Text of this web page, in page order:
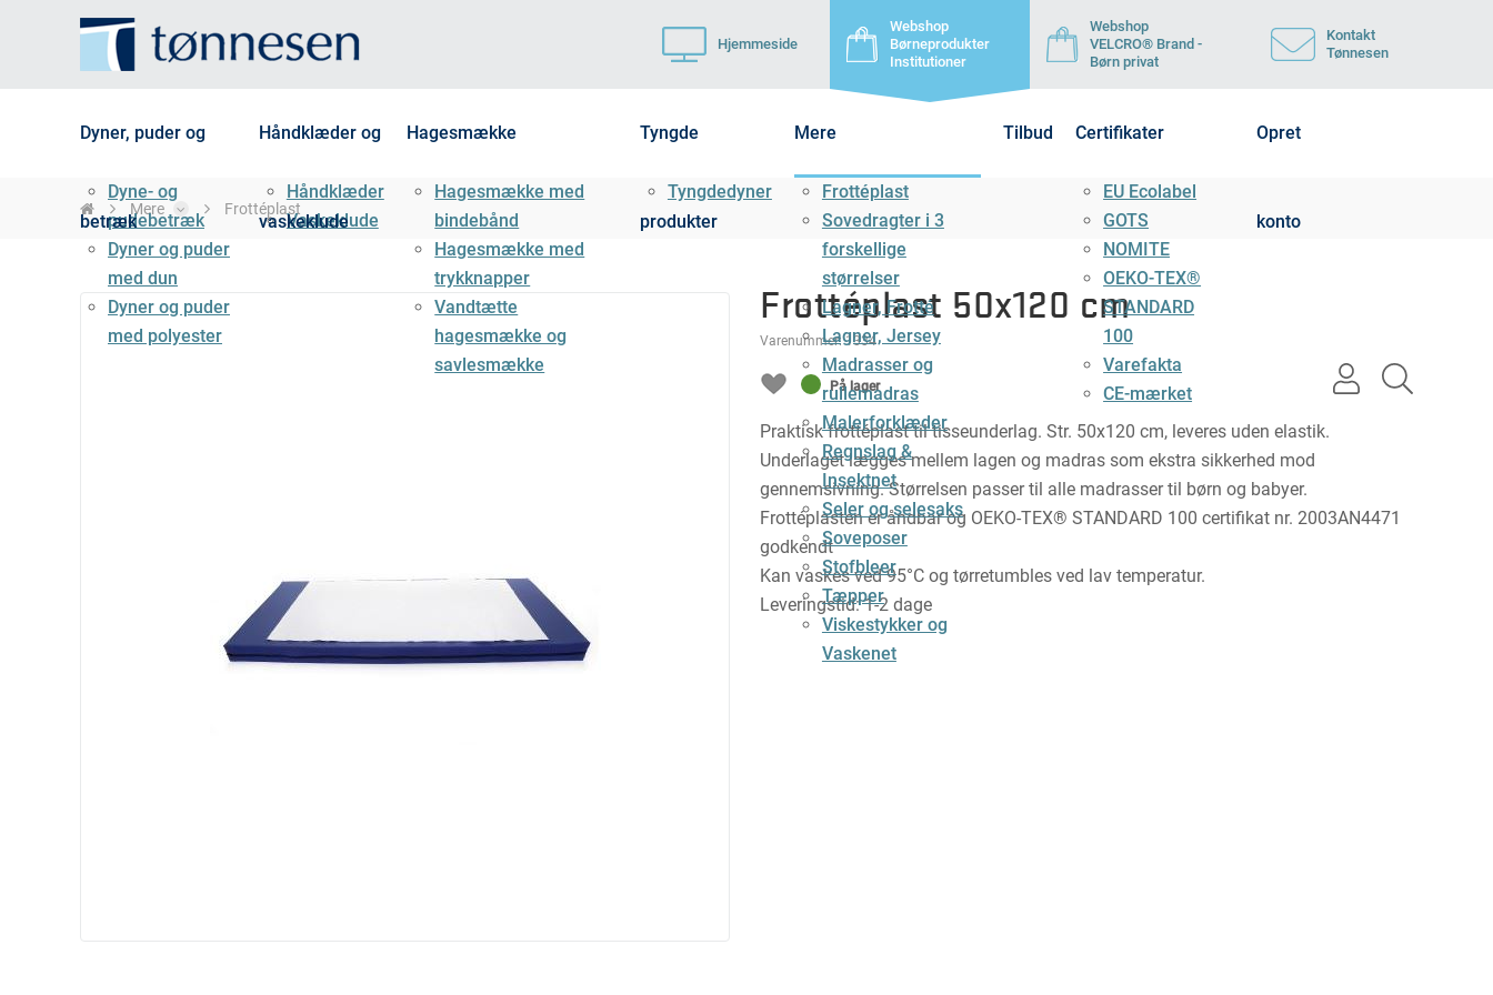
Hjemmeside
Webshop
Børneprodukter
Institutioner
Webshop
VELCRO® Brand -
Børn privat
Kontakt
Tønnesen
Dyner, puder og
betræk
Dyne- og
pudebetræk
Dyner og puder
med dun
Dyner og puder
med polyester
Håndklæder og
vaskeklude
Håndklæder
Vaskeklude
Hagesmække
Hagesmække med
bindebånd
Hagesmække med
trykknapper
Vandtætte
hagesmække og
savlesmække
Tyngde
produkter
Tyngdedyner
Mere
Frottéplast
Sovedragter i 3
forskellige
størrelser
Lagner, Frotté
Lagner, Jersey
Madrasser og
rullemadras
Malerforklæder
Regnslag &
Insektnet
Seler og selesaks
Soveposer
Stofbleer
Tæpper
Viskestykker og
Vaskenet
Tilbud Certifikater
EU Ecolabel
GOTS
NOMITE
OEKO-TEX®
STANDARD
100
Varefakta
CE-mærket
Opret
konto
user
Mere Frottéplast
Frottéplast 50x120 cm
Varenummer:1334
På lager
Praktisk frottéplast til tisseunderlag. Str. 50x120 cm, leveres uden elastik.
Underlaget lægges mellem lagen og madras som ekstra sikkerhed mod
gennemsivning. Størrelsen passer til alle madrasser til børn og babyer.
Frottéplasten er åndbar og OEKO-TEX® STANDARD 100 certifikat nr. 2003AN4471
godkendt
Kan vaskes ved 95°C og tørretumbles ved lav temperatur.
Leveringstid: 1-2 dage